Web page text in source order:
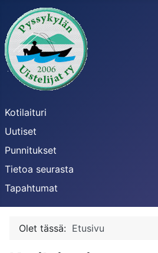
Kotilaituri
Uutiset
Punnitukset
Tietoa seurasta
Tapahtumat
Olet tässä: Etusivu